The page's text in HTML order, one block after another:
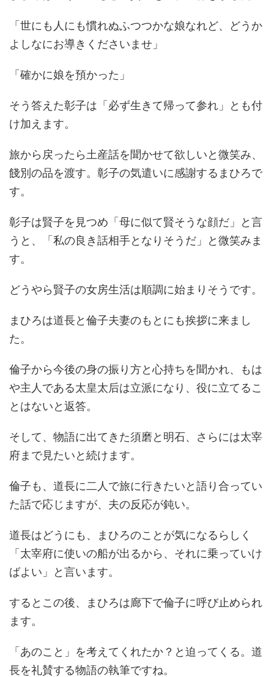
「世にも人にも慣れぬふつつかな娘なれど、どうか
よしなにお導きくださいませ」
「確かに娘を預かった」
そう答えた彰子は「必ず生きて帰って参れ」とも付
け加えます。
旅から戻ったら土産話を聞かせて欲しいと微笑み、
餞別の品を渡す。彰子の気遣いに感謝するまひろで
す。
彰子は賢子を見つめ「母に似て賢そうな顔だ」と言
うと、「私の良き話相手となりそうだ」と微笑みま
す。
どうやら賢子の女房生活は順調に始まりそうです。
まひろは道長と倫子夫妻のもとにも挨拶に来まし
た。
倫子から今後の身の振り方と心持ちを聞かれ、もは
や主人である太皇太后は立派になり、役に立てるこ
とはないと返答。
そして、物語に出てきた須磨と明石、さらには太宰
府まで見たいと続けます。
倫子も、道長に二人で旅に行きたいと語り合ってい
た話で応じますが、夫の反応が鈍い。
道長はどうにも、まひろのことが気になるらしく
「太宰府に使いの船が出るから、それに乗っていけ
ばよい」と言います。
するとこの後、まひろは廊下で倫子に呼び止められ
ます。
「あのこと」を考えてくれたか？と迫ってくる。道
長を礼賛する物語の執筆ですね。